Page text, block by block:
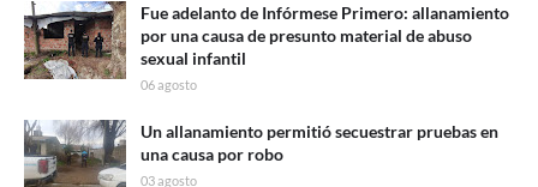
Fue adelanto de Infórmese Primero: allanamiento
por una causa de presunto material de abuso
sexual infantil
06 agosto
Un allanamiento permitió secuestrar pruebas en
una causa por robo
03 agosto